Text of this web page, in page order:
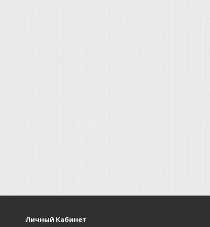
Личный Кабинет